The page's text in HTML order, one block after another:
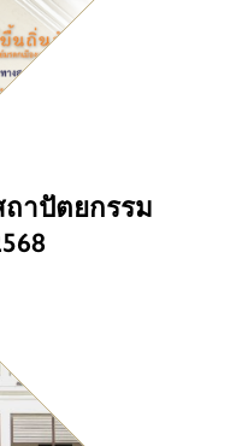
าปัตยกรรม